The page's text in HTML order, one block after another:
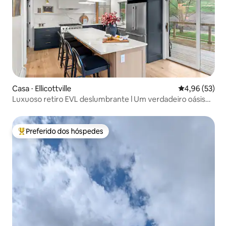
Casa ⋅ Ellicottville 4,96 de uma
4,96 (53)
Luxuoso retiro EVL deslumbrante l Um verdadeiro oásis
Entre os melhores preferidos dos hóspedes
Preferido dos hóspedes